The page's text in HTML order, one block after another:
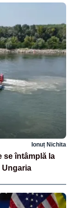
Ionuț Nichita
se întâmplă la
Ungaria